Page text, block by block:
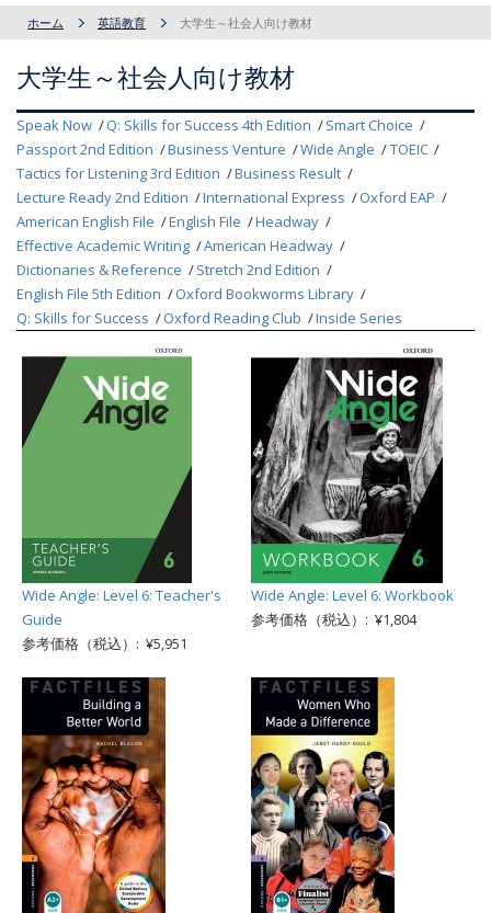
ホーム 英語教育 大学生～社会人向け教材
大学生～社会人向け教材
Speak Now Q: Skills for Success 4th Edition
Smart Choice
Passport 2nd Edition
Business Venture Wide Angle
TOEIC
Tactics for Listening 3rd Edition
Business Result
Lecture Ready 2nd Edition
International Express
Oxford EAP
American English File
English File
Headway
Effective Academic Writing
American Headway
Dictionaries & Reference
Stretch 2nd Edition
English File 5th Edition
Oxford Bookworms Library
Q: Skills for Success
Oxford Reading Club Inside Series
Wide Angle: Level 6: Teacher's
Guide
参考価格（税込）: ¥5,951
Wide Angle: Level 6: Workbook
参考価格（税込）: ¥1,804